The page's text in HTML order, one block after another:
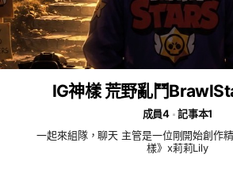
IG神樣 荒野亂鬥
成員4
記事本1
一起來組隊，聊天 主管是一位剛開始創作
樣》x莉莉Lily